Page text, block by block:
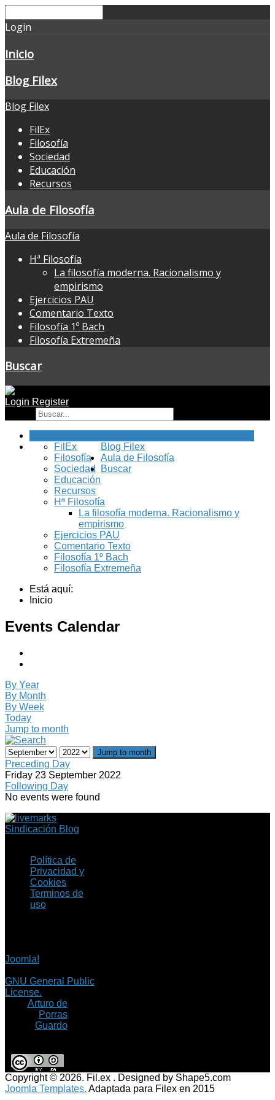
Login
Inicio
Blog Filex
Blog Filex
FilEx
Filosofía
Sociedad
Educación
Recursos
Aula de Filosofía
Aula de Filosofía
Hª Filosofía
La filosofía moderna. Racionalismo y
empirismo
Ejercicios PAU
Comentario Texto
Filosofía 1º Bach
Filosofía Extremeña
Buscar
Login Register
Blog Filex
FilEx
Filosofía
Sociedad
Educación
Recursos
Aula de Filosofía
Hª Filosofía
La filosofía moderna. Racionalismo y
empirismo
Ejercicios PAU
Comentario Texto
Filosofía 1º Bach
Filosofía Extremeña
Buscar
Está aquí:
Inicio
Events Calendar
By Year
By Month
By Week
Today
Jump to month
Jump to month
Preceding Day
Friday 23 September 2022
Following Day
No events were found
Sindicación Blog
Política de
Privacidad y
Cookies
Terminos de
uso
Joomla!
GNU General Public
License.
Arturo de
Porras
Guardo
Copyright © 2026. Fil.ex . Designed by Shape5.com
Joomla Templates. Adaptada para Filex en 2015